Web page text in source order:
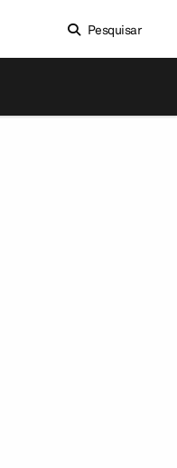
Pesquisar